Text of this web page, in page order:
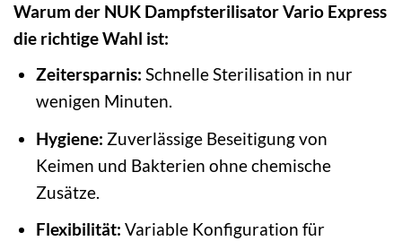
Warum der NUK Dampfsterilisator Vario Express
die richtige Wahl ist:
Zeitersparnis: Schnelle Sterilisation in nur
wenigen Minuten.
Hygiene: Zuverlässige Beseitigung von
Keimen und Bakterien ohne chemische
Zusätze.
Flexibilität: Variable Konfiguration für